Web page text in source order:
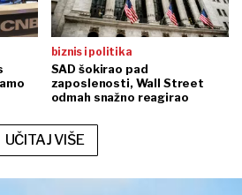
biznis i politika
SAD šokirao pad
zaposlenosti, Wall Street
odmah snažno reagirao
UČITAJ VIŠE